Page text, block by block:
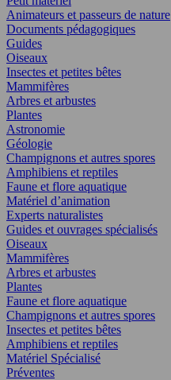
Animateurs et passeurs de nature
Documents pédagogiques
Guides
Oiseaux
Insectes et petites bêtes
Mammifères
Arbres et arbustes
Plantes
Astronomie
Géologie
Champignons et autres spores
Amphibiens et reptiles
Faune et flore aquatique
Matériel d’animation
Experts naturalistes
Guides et ouvrages spécialisés
Oiseaux
Mammifères
Arbres et arbustes
Plantes
Faune et flore aquatique
Champignons et autres spores
Insectes et petites bêtes
Amphibiens et reptiles
Matériel Spécialisé
Préventes